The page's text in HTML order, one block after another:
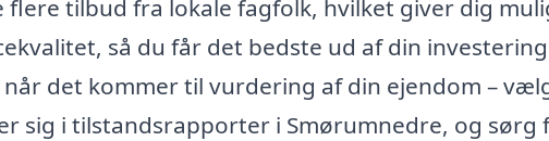
flere tilbud fra lokale fagfolk, hvilket giver dig
så du får det bedste ud af din
det kommer til vurdering af din ejendom –
sig i tilstandsrapporter i Smørumnedre, og sørg